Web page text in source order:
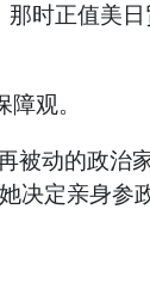
时正值美
观。
动的政治
定亲身参政